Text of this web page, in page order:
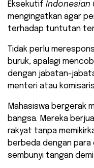
Eksekutif Indonesian
mengingatkan agar
terhadap tuntutan
Tidak perlu
buruk, apalagi
dengan jabatan-
menteri atau komisaris
​Mahasiswa bergerak
bangsa. Mereka
rakyat tanpa
berbeda dengan
sembunyi tangan